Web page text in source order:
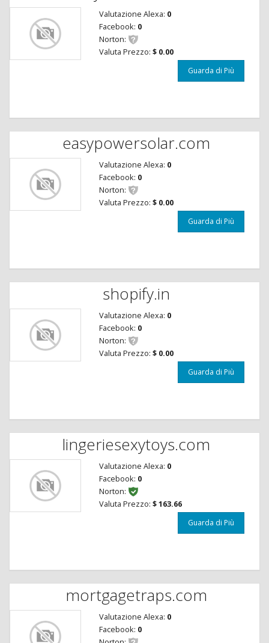
Valutazione Alexa: 0
Facebook: 0
Norton:
Valuta Prezzo: $ 0.00
Guarda di Più
easypowersolar.com
Valutazione Alexa: 0
Facebook: 0
Norton:
Valuta Prezzo: $ 0.00
Guarda di Più
shopify.in
Valutazione Alexa: 0
Facebook: 0
Norton:
Valuta Prezzo: $ 0.00
Guarda di Più
lingeriesexytoys.com
Valutazione Alexa: 0
Facebook: 0
Norton:
Valuta Prezzo: $ 163.66
Guarda di Più
mortgagetraps.com
Valutazione Alexa: 0
Facebook: 0